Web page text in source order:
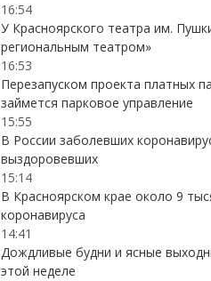
16:54
У Красноярского театра им.
региональным театром»
16:53
Перезапуском проекта платных
займется парковое управление
15:55
В России заболевших
выздоровевших
15:14
В Красноярском крае около 9
коронавируса
14:41
Дождливые будни и ясные
этой неделе